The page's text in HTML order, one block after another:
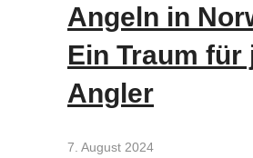
Angeln in
Ein Traum für
Angler
7. August 2024